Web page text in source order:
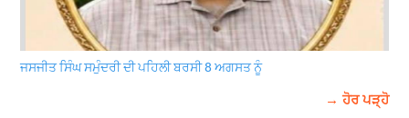
ਜਸਜੀਤ ਸਿੰਘ ਸਮੁੰਦਰੀ ਦੀ ਪਹਿਲੀ ਬਰਸੀ 8 ਅਗਸਤ ਨੂੰ
→ ਹੋਰ ਪੜ੍ਹੋ